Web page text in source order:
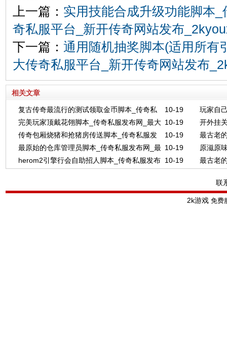
上一篇： 实用技能合成升级功能脚本
奇私服平台_新开传奇网站发布
下一篇： 通用随机抽奖脚本(适用所有
大传奇私服平台_新开传奇网站发布
相关文章
10-19
复古传奇最流行的测试领取金币脚本_传奇私
服发布网_最大传奇私服平台_新开传奇网站发布
_2kyouxi.Com
玩家自
网_最大
10-19
完美玩家顶戴花翎脚本_传奇私服发布网_最大
传奇私服平台_新开传奇网站发布_2kyouxi.Com
开外挂
网_最大
10-19
传奇包厢烧猪和抢猪房传送脚本_传奇私服发
布网_最大传奇私服平台_新开传奇网站发布
_2kyouxi.Com
最古老
最大传
10-19
最原始的仓库管理员脚本_传奇私服发布网_最
大传奇私服平台_新开传奇网站发布_2kyouxi.Com
原滋原
网_最大
10-19
herom2引擎行会自助招人脚本_传奇私服发布
最古老
联
2k游戏 免费